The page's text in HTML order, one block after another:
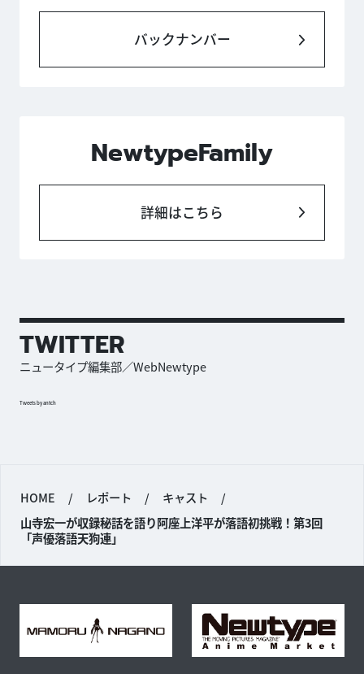
バックナンバー
NewtypeFamily
詳細はこちら
TWITTER
ニュータイプ編集部／WebNewtype
Tweets by antch
HOME / レポート / キャスト
/
山寺宏一が収録秘話を語り阿座上洋平が落語初挑戦！第3回
「声優落語天狗連」